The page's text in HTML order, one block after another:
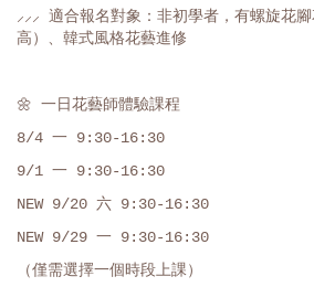
⸝⸝⸝ 適合報名對象：非初學者，有螺旋花
高）、韓式風格花藝進修
🌼 一日花藝師體驗課程
8/4 一 9:30-16:30
9/1 一 9:30-16:30
NEW 9/20 六 9:30-16:30
NEW 9/29 一 9:30-16:30
（僅需選擇一個時段上課）